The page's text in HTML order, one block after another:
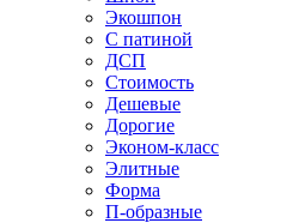
Экошпон
С патиной
ДСП
Стоимость
Дешевые
Дорогие
Эконом-класс
Элитные
Форма
П-образные